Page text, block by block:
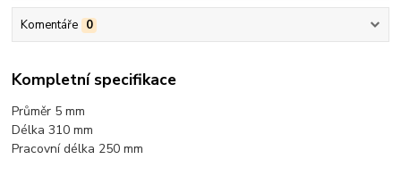
Komentáře 0
Kompletní specifikace
Průměr 5 mm
Délka 310 mm
Pracovní délka 250 mm